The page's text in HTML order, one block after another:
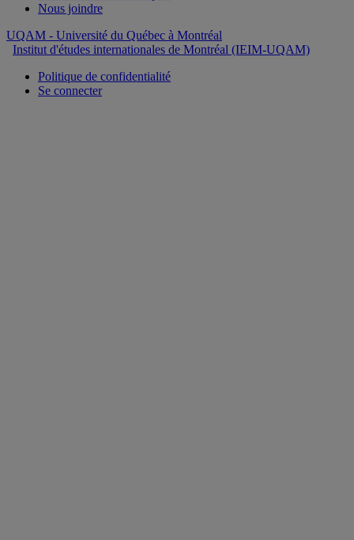
Nous joindre
UQAM - Université du Québec à Montréal
Institut d'études internationales de Montréal (IEIM-UQAM)
Politique de confidentialité
Se connecter